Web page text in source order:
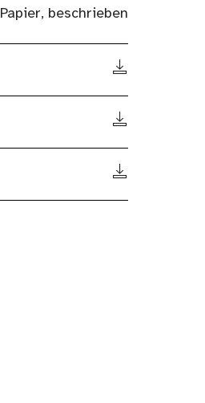
Papier, beschrieben